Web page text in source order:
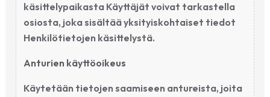
käsittelypaikasta Käyttäjät voivat tarkastella
osiosta, joka sisältää yksityiskohtaiset tiedot
Henkilötietojen käsittelystä.
Anturien käyttöoikeus
Käytetään tietojen saamiseen antureista, joita